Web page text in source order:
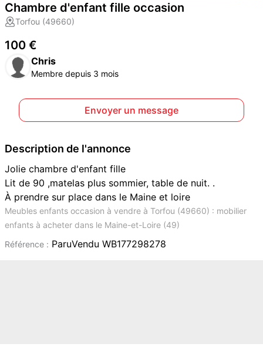
Chambre d'enfant fille occasion
Torfou (49660)
100 €
Chris
Membre depuis 3 mois
Envoyer un message
Description de l'annonce
Jolie chambre d'enfant fille
Lit de 90 ,matelas plus sommier, table de nuit. .
À prendre sur place dans le Maine et loire
Meubles enfants occasion à vendre à Torfou (49660) : mobilier
enfants à acheter dans le Maine-et-Loire (49)
Référence : ParuVendu WB177298278